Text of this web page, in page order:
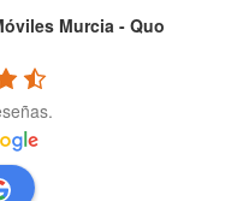
Murcia - Quo